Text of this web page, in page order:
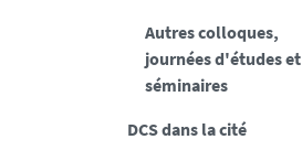
Autres colloques,
journées d'études et
séminaires
DCS dans la cité